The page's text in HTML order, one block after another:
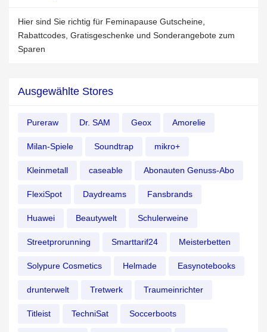
Hier sind Sie richtig für Feminapause Gutscheine,
Rabattcodes, Gratisgeschenke und Sonderangebote zum
Sparen
Ausgewählte Stores
Pureraw Dr. SAM Geox Amorelie
Milan-Spiele Soundtrap mikro+
Kleinmetall caseable Abonauten Genuss-Abo
FlexiSpot Daydreams Fansbrands
Huawei Beautywelt Schulerweine
Streetprorunning Smarttarif24 Meisterbetten
Solypure Cosmetics Helmade Easynotebooks
drunterwelt Tretwerk Traumeinrichter
Titleist TechniSat Soccerboots